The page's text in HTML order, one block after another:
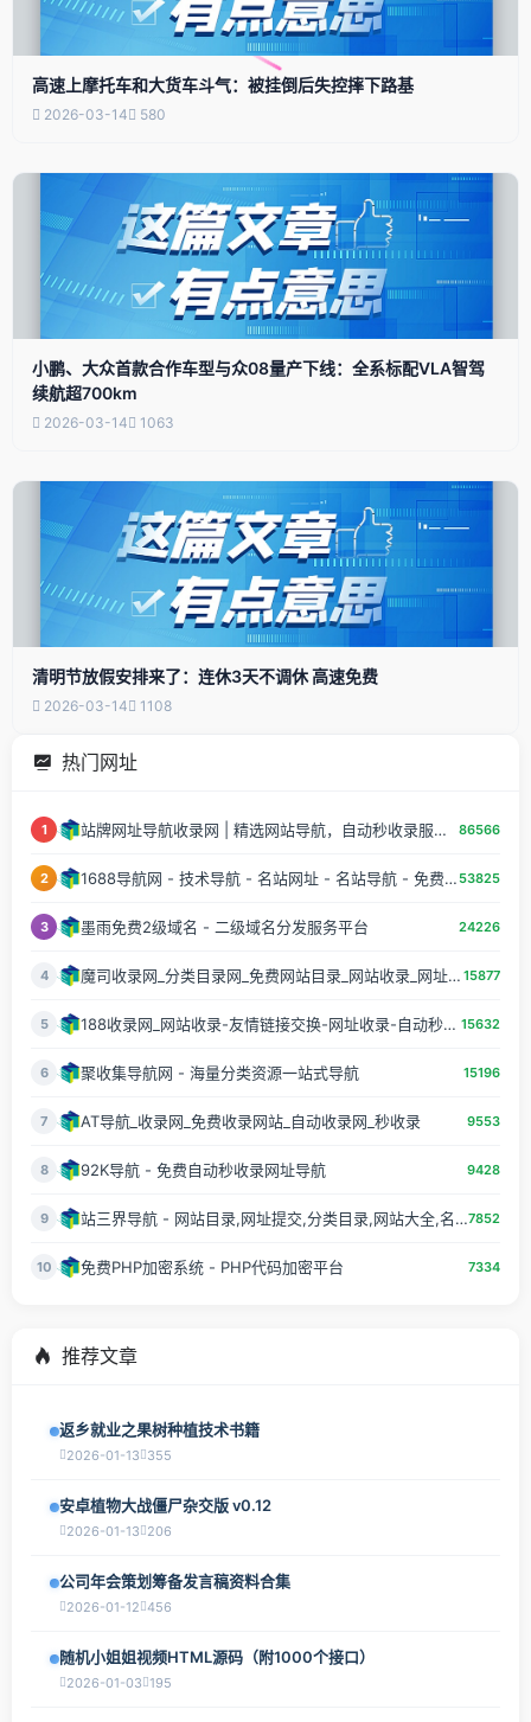
高速上摩托车和大货车斗气：被挂倒后失控摔下路基
2026-03-14 580
小鹏、大众首款合作车型与众08量产下线：全系标配VLA智驾
续航超700km
2026-03-14 1063
清明节放假安排来了：连休3天不调休 高速免费
2026-03-14 1108
热门网址
1 站牌网址导航收录网 | 精选网站导航，自动秒收录服务 - 最全网址收录！ 86566
2 1688导航网 - 技术导航 - 名站网址 - 名站导航 - 免费外链 - 免费收录网站53825
3 墨雨免费2级域名 - 二级域名分发服务平台 24226
4 魔司收录网_分类目录网_免费网站目录_网站收录_网址提交_免费收录网站 15877
5 188收录网_网站收录-友情链接交换-网址收录-自动秒收录 15632
6 聚收集导航网 - 海量分类资源一站式导航 15196
7 AT导航_收录网_免费收录网站_自动收录网_秒收录 9553
8 92K导航 - 免费自动秒收录网址导航 9428
9 站三界导航 - 网站目录,网址提交,分类目录,网站大全,名站导航之家7852
10 免费PHP加密系统 - PHP代码加密平台 7334
推荐文章
返乡就业之果树种植技术书籍
2026-01-13 355
安卓植物大战僵尸杂交版 v0.12
2026-01-13 206
公司年会策划筹备发言稿资料合集
2026-01-12 456
随机小姐姐视频HTML源码（附1000个接口）
2026-01-03 195